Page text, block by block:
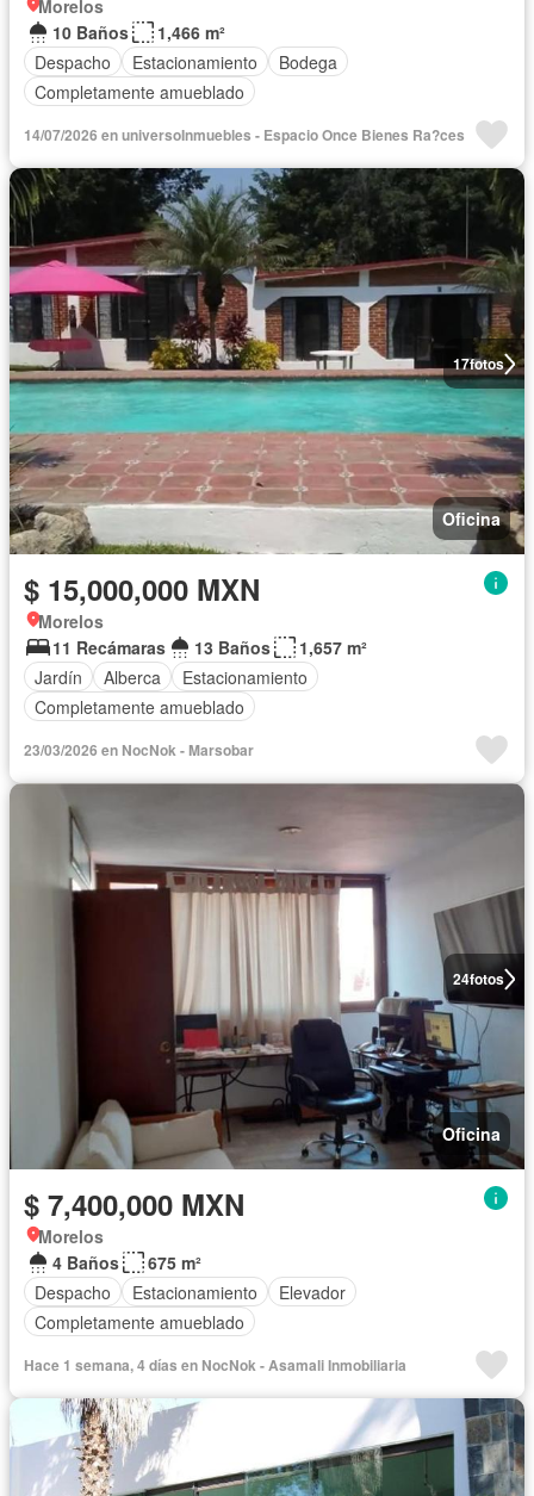
Morelos
10 Baños
1,466 m²
Despacho
Estacionamiento
Bodega
Completamente amueblado
14/07/2026 en universoInmuebles - Espacio Once Bienes Ra?ces
17fotos
Oficina
$ 15,000,000 MXN
Morelos
11 Recámaras
13 Baños
1,657 m²
Jardín
Alberca
Estacionamiento
Completamente amueblado
23/03/2026 en NocNok - Marsobar
24fotos
Oficina
$ 7,400,000 MXN
Morelos
4 Baños
675 m²
Despacho
Estacionamiento
Elevador
Completamente amueblado
Hace 1 semana, 4 días en NocNok - Asamali Inmobiliaria